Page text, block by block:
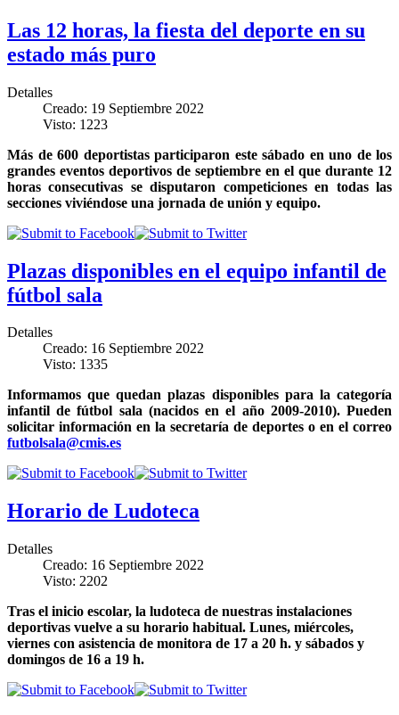
Las 12 horas, la fiesta del deporte en su
estado más puro
Detalles
Creado: 19 Septiembre 2022
Visto: 1223
Más de 600 deportistas participaron este sábado en uno de los
grandes eventos deportivos de septiembre en el que durante 12
horas consecutivas se disputaron competiciones en todas las
secciones viviéndose una jornada de unión y equipo.
Plazas disponibles en el equipo infantil de
fútbol sala
Detalles
Creado: 16 Septiembre 2022
Visto: 1335
Informamos que quedan plazas disponibles para la categoría
infantil de fútbol sala (nacidos en el año 2009-2010). Pueden
solicitar información en la secretaría de deportes o en el correo
futbolsala@cmis.es
Horario de Ludoteca
Detalles
Creado: 16 Septiembre 2022
Visto: 2202
Tras el inicio escolar, la ludoteca de nuestras instalaciones
deportivas vuelve a su horario habitual. Lunes, miércoles,
viernes con asistencia de monitora de 17 a 20 h. y sábados y
domingos de 16 a 19 h.